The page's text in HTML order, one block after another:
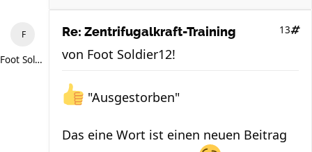
Foot Soldier12!
Re: Zentrifugalkraft-Training 13
von Foot Soldier12!
"Ausgestorben"
Das eine Wort ist einen neuen Beitrag